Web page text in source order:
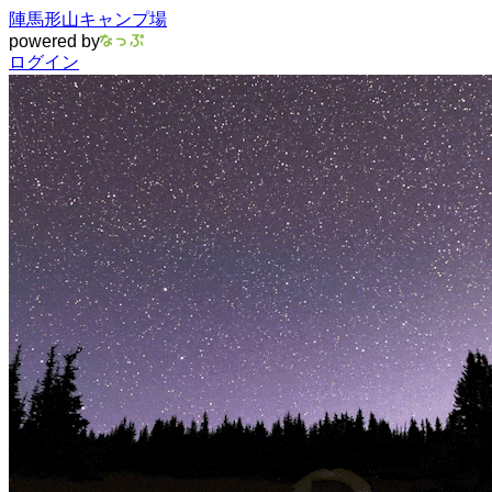
陣馬形山キャンプ場
powered by
ログイン